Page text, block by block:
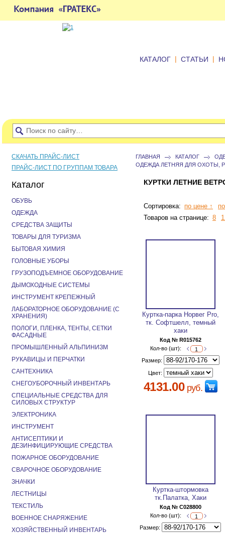
КАТАЛОГ | СТАТЬИ |
ГЛАВНАЯ КАТАЛОГ
ОДЕЖДА ЛЕТНЯЯ ДЛЯ ОХОТЫ,
КУРТКИ ЛЕТНИЕ
Сортировка: по цене ↑
Товаров на странице: 8
Куртка-парка Норвег Pro,
тк. Софтшелл, темный
хаки
Код № R015762
Кол-во (шт):
Размер:
Цвет:
4131.00руб.
Куртка-штормовка
тк.Палатка, Хаки
Код № C028800
Кол-во (шт):
Размер:
СКАЧАТЬ ПРАЙС-ЛИСТ
ПРАЙС-ЛИСТ ПО ГРУППАМ ТОВАРА
Каталог
ОБУВЬ
ОДЕЖДА
СРЕДСТВА ЗАЩИТЫ
ТОВАРЫ ДЛЯ ТУРИЗМА
БЫТОВАЯ ХИМИЯ
ГОЛОВНЫЕ УБОРЫ
ГРУЗОПОДЪЕМНОЕ ОБОРУДОВАНИЕ
ДЫМОХОДНЫЕ СИСТЕМЫ
ИНСТРУМЕНТ КРЕПЕЖНЫЙ
ЛАБОРАТОРНОЕ ОБОРУДОВАНИЕ (С
ХРАНЕНИЯ)
ПОЛОГИ, ПЛЕНКА, ТЕНТЫ, СЕТКИ
ФАСАДНЫЕ
ПРОМЫШЛЕННЫЙ АЛЬПИНИЗМ
РУКАВИЦЫ И ПЕРЧАТКИ
САНТЕХНИКА
СНЕГОУБОРОЧНЫЙ ИНВЕНТАРЬ
СПЕЦИАЛЬНЫЕ СРЕДСТВА ДЛЯ
СИЛОВЫХ СТРУКТУР
ЭЛЕКТРОНИКА
ИНСТРУМЕНТ
АНТИСЕПТИКИ И
ДЕЗИНФИЦИРУЮЩИЕ СРЕДСТВА
ПОЖАРНОЕ ОБОРУДОВАНИЕ
СВАРОЧНОЕ ОБОРУДОВАНИЕ
ЗНАЧКИ
ЛЕСТНИЦЫ
ТЕКСТИЛЬ
ВОЕННОЕ СНАРЯЖЕНИЕ
ХОЗЯЙСТВЕННЫЙ ИНВЕНТАРЬ